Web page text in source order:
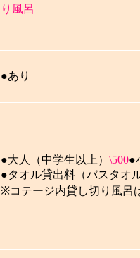
り風呂
●あり
●大人（中学生以上） \500●
●タオル貸出料（バスタオ
※コテージ内貸し切り風呂